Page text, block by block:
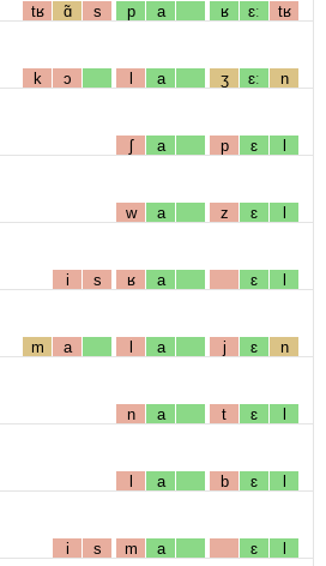
tʁ ɑ̃ s p a ʁ ɛː tʁ
k ɔ l a ʒ ɛː n
ʃ a p ɛ l
w a z ɛ l
i s ʁ a ɛ l
m a l a j ɛ n
n a t ɛ l
l a b ɛ l
i s m a ɛ l